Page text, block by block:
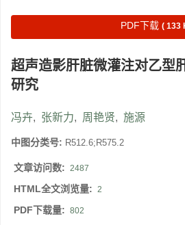
PDF下载 ( 133
超声造影肝脏微灌注对乙型
研究
冯卉, 张新力, 周艳贤, 施源
中图分类号: R512.6;R575.2
文章访问数: 2487
HTML全文浏览量: 2
PDF下载量: 802